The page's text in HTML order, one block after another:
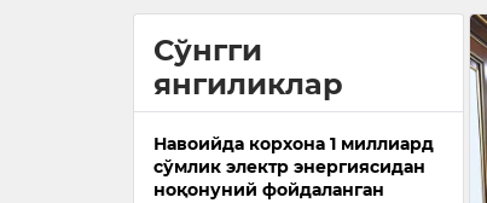
Сўнгги
янгиликлар
Навоийда корхона 1 миллиард
сўмлик электр энергиясидан
ноқонуний фойдаланган